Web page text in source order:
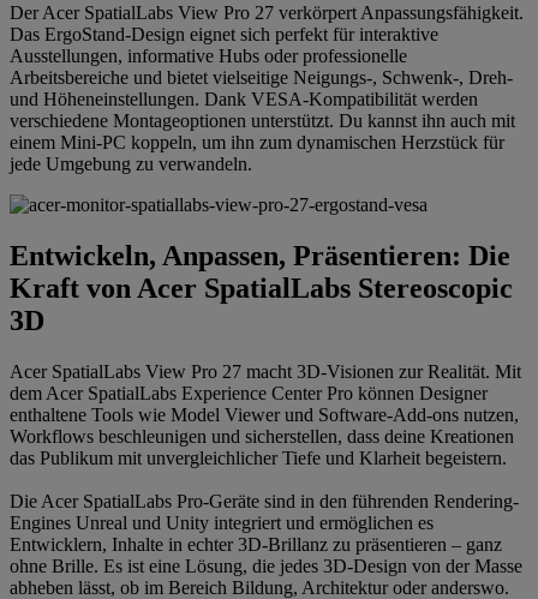
Der Acer SpatialLabs View Pro 27 verkörpert Anpassungsfähigkeit.
Das ErgoStand-Design eignet sich perfekt für interaktive
Ausstellungen, informative Hubs oder professionelle
Arbeitsbereiche und bietet vielseitige Neigungs-, Schwenk-, Dreh-
und Höheneinstellungen. Dank VESA-Kompatibilität werden
verschiedene Montageoptionen unterstützt. Du kannst ihn auch mit
einem Mini-PC koppeln, um ihn zum dynamischen Herzstück für
jede Umgebung zu verwandeln.
Entwickeln, Anpassen, Präsentieren: Die
Kraft von Acer SpatialLabs Stereoscopic
3D
Acer SpatialLabs View Pro 27 macht 3D-Visionen zur Realität. Mit
dem Acer SpatialLabs Experience Center Pro können Designer
enthaltene Tools wie Model Viewer und Software-Add-ons nutzen,
Workflows beschleunigen und sicherstellen, dass deine Kreationen
das Publikum mit unvergleichlicher Tiefe und Klarheit begeistern.
Die Acer SpatialLabs Pro-Geräte sind in den führenden Rendering-
Engines Unreal und Unity integriert und ermöglichen es
Entwicklern, Inhalte in echter 3D-Brillanz zu präsentieren – ganz
ohne Brille. Es ist eine Lösung, die jedes 3D-Design von der Masse
abheben lässt, ob im Bereich Bildung, Architektur oder anderswo.